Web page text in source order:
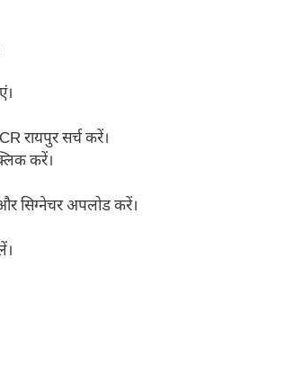
रायपुर सर्च करें।
करें।
और सिग्नेचर अपलोड करें।